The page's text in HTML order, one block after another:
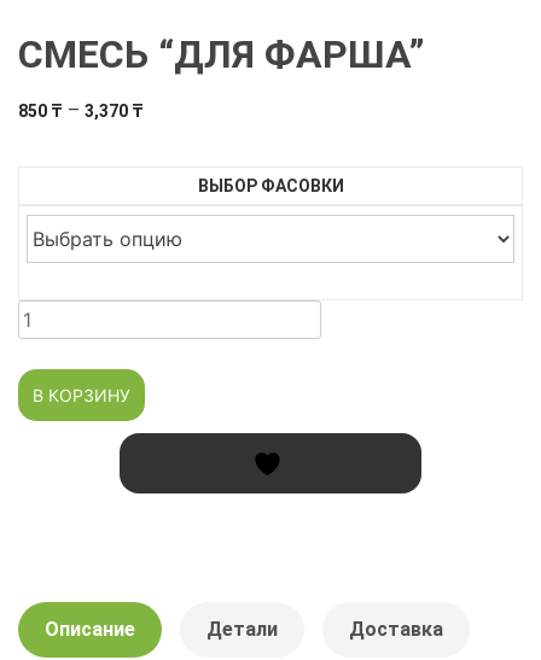
СМЕСЬ “ДЛЯ ФАРША”
850 ₸ – 3,370 ₸
ВЫБОР ФАСОВКИ
Количество
товара
Смесь
"Для
В КОРЗИНУ
Описание Детали Доставка